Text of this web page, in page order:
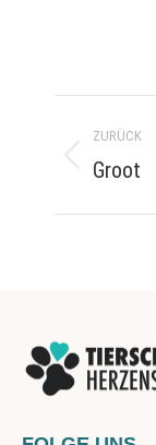
Project
ZURÜCK
Previous
Groot